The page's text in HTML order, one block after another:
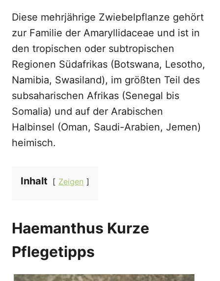
Diese mehrjährige Zwiebelpflanze gehört
zur Familie der Amaryllidaceae und ist in
den tropischen oder subtropischen
Regionen Südafrikas (Botswana, Lesotho,
Namibia, Swasiland), im größten Teil des
subsaharischen Afrikas (Senegal bis
Somalia) und auf der Arabischen
Halbinsel (Oman, Saudi-Arabien, Jemen)
heimisch.
Inhalt Zeigen
Haemanthus Kurze
Pflegetipps